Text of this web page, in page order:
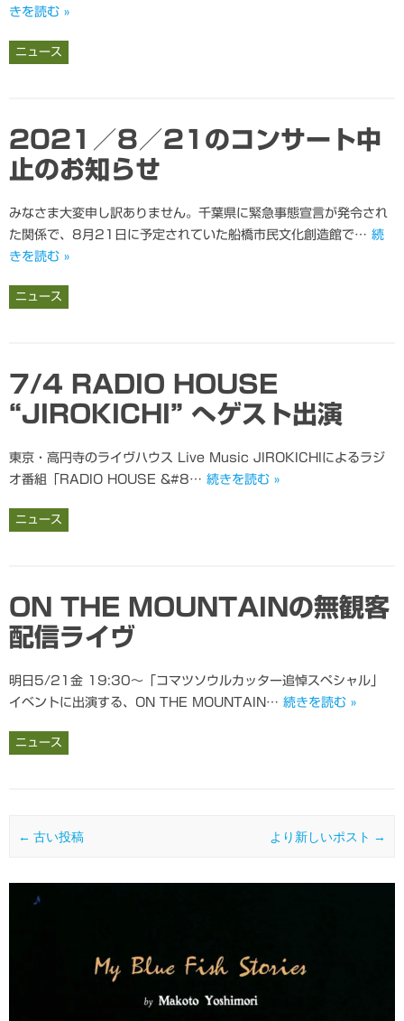
きを読む »
ニュース
2021／8／21のコンサート中
止のお知らせ
みなさま大変申し訳ありません。千葉県に緊急事態宣言が発令され
た関係で、8月21日に予定されていた船橋市民文化創造館で… 続
きを読む »
ニュース
7/4 RADIO HOUSE
“JIROKICHI” へゲスト出演
東京・高円寺のライヴハウス Live Music JIROKICHIによるラジ
オ番組「RADIO HOUSE &#8… 続きを読む »
ニュース
ON THE MOUNTAINの無観客
配信ライヴ
明日5/21金 19:30〜「コマツソウルカッター追悼スペシャル」
イベントに出演する、ON THE MOUNTAIN… 続きを読む »
ニュース
投稿ナビゲーション
← 古い投稿 より新しいポスト →